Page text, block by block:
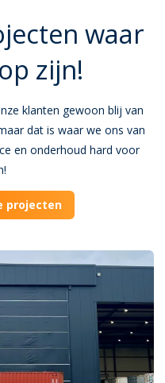
waar
zijn!
klanten gewoon blij van
dat is waar we ons van
en onderhoud hard voor
projecten